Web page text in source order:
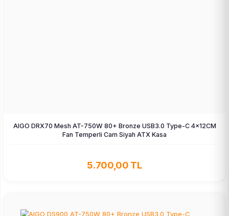
AIGO DRX70 Mesh AT-750W 80+ Bronze USB3.0 Type-C 4×12CM
Fan Temperli Cam Siyah ATX Kasa
5.700,00 TL